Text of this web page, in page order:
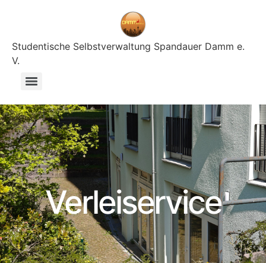
Studentische Selbstverwaltung Spandauer Damm e.
V.
Verleiservice